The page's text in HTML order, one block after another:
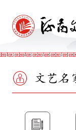
文艺名